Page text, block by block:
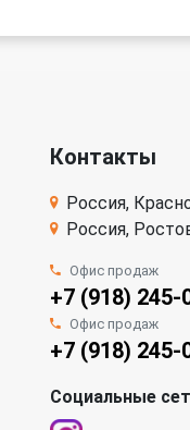
Контакты
Россия,
Россия,
Офис продаж
+7 (918) 245-
Офис продаж
+7 (918) 245-
Социальные